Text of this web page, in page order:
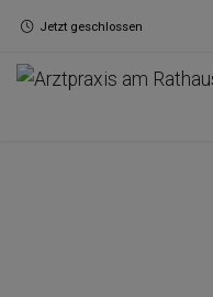
Jetzt geschlossen